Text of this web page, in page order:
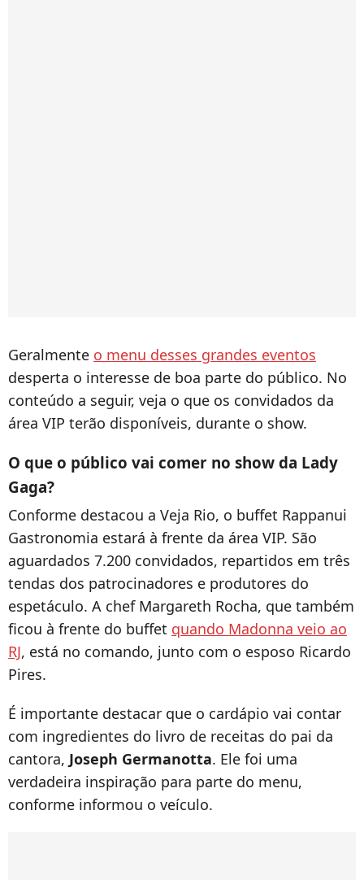
Geralmente o menu desses grandes eventos
desperta o interesse de boa parte do público. No
conteúdo a seguir, veja o que os convidados da
área VIP terão disponíveis, durante o show.
O que o público vai comer no show da Lady
Gaga?
Conforme destacou a Veja Rio, o buffet Rappanui
Gastronomia estará à frente da área VIP. São
aguardados 7.200 convidados, repartidos em três
tendas dos patrocinadores e produtores do
espetáculo. A chef Margareth Rocha, que também
ficou à frente do buffet quando Madonna veio ao
RJ, está no comando, junto com o esposo Ricardo
Pires.
É importante destacar que o cardápio vai contar
com ingredientes do livro de receitas do pai da
cantora, Joseph Germanotta. Ele foi uma
verdadeira inspiração para parte do menu,
conforme informou o veículo.